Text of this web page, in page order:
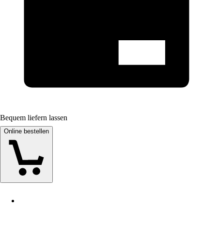
Bequem liefern lassen
Online bestellen